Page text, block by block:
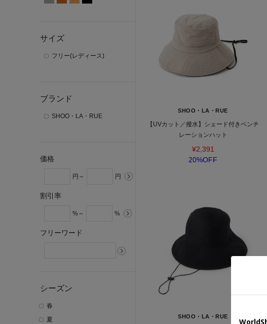
サイズ
フリー(レディース)
ブランド
SHOO・LA・RUE
価格
円～ 円
割引率
%～ %
フリーワード
シーズン
春
夏
SHOO・LA・RUE
【UVカット／撥水】シェード付きベンチ
レーションハット
¥2,391
20%OFF
SHOO・LA・RUE